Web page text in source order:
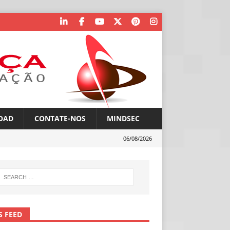
CONTATE-NOS MINDSEC
06/08/2026
FEED